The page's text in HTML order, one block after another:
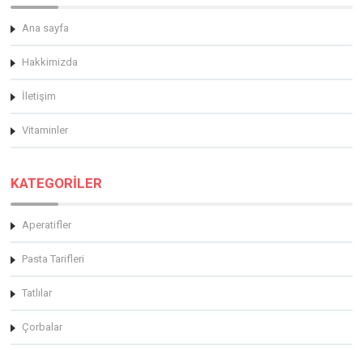
Ana sayfa
Hakkimizda
İletişim
Vitaminler
KATEGORİLER
Aperatifler
Pasta Tarifleri
Tatlılar
Çorbalar